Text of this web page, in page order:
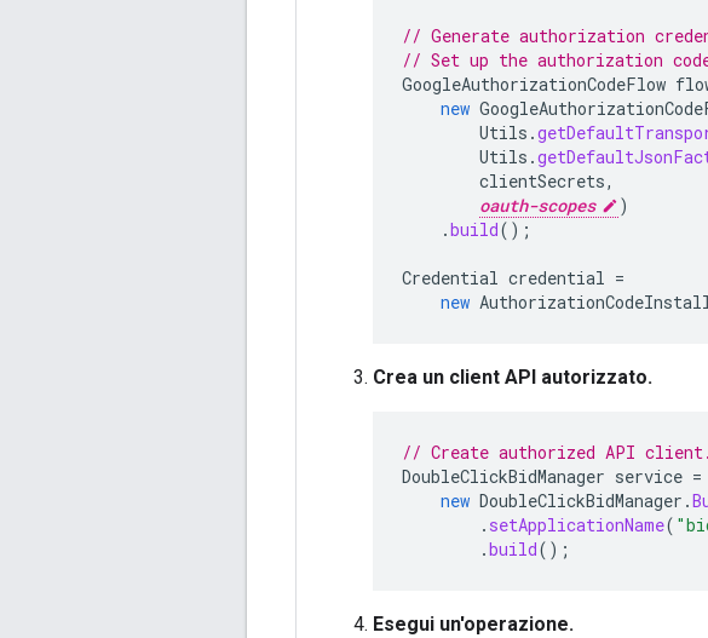
// Generate authorization
// Set up the authorization
GoogleAuthorizationCodeFlow
new
Utils .
Utils .
clientSecrets,
oauth-scopes
)
.build();
Credential credential =
new
Crea un client API autorizzato.
// Create authorized API client.
DoubleClickBidManager service =
new DoubleClickBidManager .
. setApplicationName(
.build();
Esegui un'operazione.